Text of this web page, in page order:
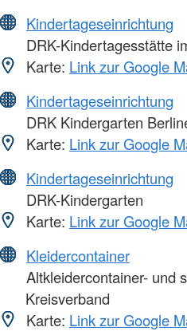
Kindertageseinrichtung
DRK-Kindertagesstätte
Karte: Link zur Google
Kindertageseinrichtung
DRK Kindergarten
Karte: Link zur Google
Kindertageseinrichtung
DRK-Kindergarten
Karte: Link zur Google
Kleidercontainer
Altkleidercontainer- und
Kreisverband
Karte: Link zur Google